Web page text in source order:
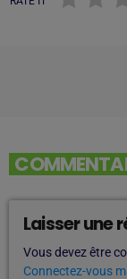
Laisser une
Vous devez être
Connectez-vous